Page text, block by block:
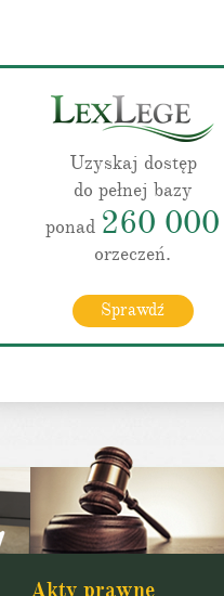
Uzyskaj dostęp
do pełnej bazy
ponad 260 000
orzeczeń.
Sprawdź
Akty prawne